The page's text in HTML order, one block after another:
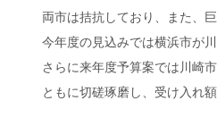
両市は拮抗しており、また、
今年度の見込みでは横浜市が
さらに来年度予算案では川崎
ともに切磋琢磨し、受け入れ